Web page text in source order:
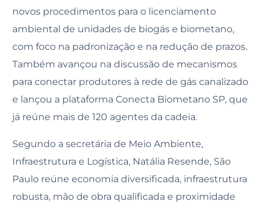
novos procedimentos para o licenciamento
ambiental de unidades de biogás e biometano,
com foco na padronização e na redução de prazos.
Também avançou na discussão de mecanismos
para conectar produtores à rede de gás canalizado
e lançou a plataforma Conecta Biometano SP, que
já reúne mais de 120 agentes da cadeia.
Segundo a secretária de Meio Ambiente,
Infraestrutura e Logística, Natália Resende, São
Paulo reúne economia diversificada, infraestrutura
robusta, mão de obra qualificada e proximidade